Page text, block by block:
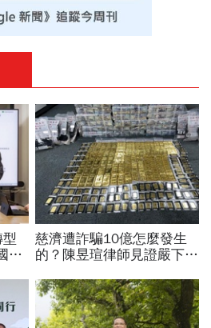
慈濟遭詐騙10億怎麼發生
的？陳昱瑄律師見證嚴下跪
金，洗錢手法曝光…慈濟回
應了